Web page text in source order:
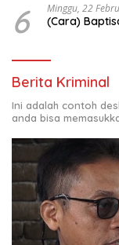
6 Minggu, 22
(Cara)
Berita Kriminal
Ini adalah contoh
anda bisa